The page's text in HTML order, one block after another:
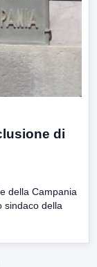
di
della Campania
sindaco della